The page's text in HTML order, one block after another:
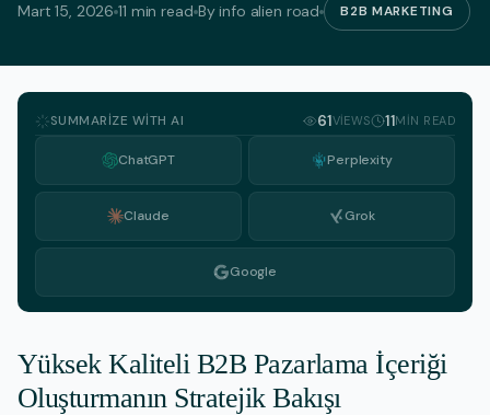
Mart 15, 2026 11 min read By info alien road B2B MARKETING
SUMMARIZE WITH AI 61VIEWS 11MIN READ
ChatGPT Perplexity
Claude Grok
Google
Yüksek Kaliteli B2B Pazarlama İçeriği
Oluşturmanın Stratejik Bakışı